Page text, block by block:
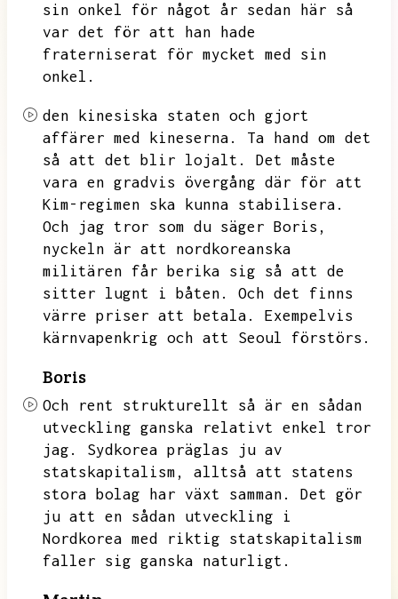
sin onkel för något år sedan här så
var det för att han hade
fraterniserat för mycket med sin
onkel.
den kinesiska staten och gjort
affärer med kineserna.
Ta hand om det
så att det blir lojalt.
Det måste
vara en gradvis övergång där för att
Kim-regimen ska kunna stabilisera.
Och jag tror som du säger Boris,
nyckeln är att nordkoreanska
militären får berika sig så att de
sitter lugnt i båten.
Och det finns
värre priser att betala.
Exempelvis
kärnvapenkrig och att Seoul förstörs.
Boris
Och rent strukturellt så är en sådan
utveckling ganska relativt enkel tror
jag.
Sydkorea präglas ju av
statskapitalism,
alltså att statens
stora bolag har växt samman.
Det gör
ju att en sådan utveckling i
Nordkorea med riktig statskapitalism
faller sig ganska naturligt.